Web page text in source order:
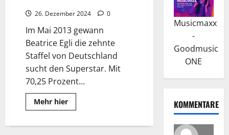
26. Dezember 2024 0
Im Mai 2013 gewann
Beatrice Egli die zehnte
Staffel von Deutschland
sucht den Superstar. Mit
70,25 Prozent...
Mehr hierRead
more
Egli:
Musicmaxx
-
Goodmusic
ONE
KOMMENTARE